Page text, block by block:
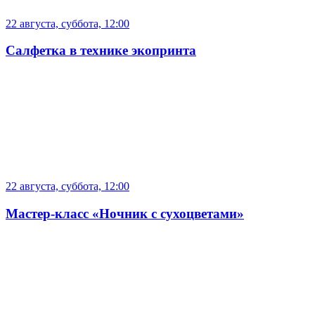
22 августа, суббота, 12:00
Салфетка в технике экопринта
22 августа, суббота, 12:00
Мастер-класс «Ночник с сухоцветами»